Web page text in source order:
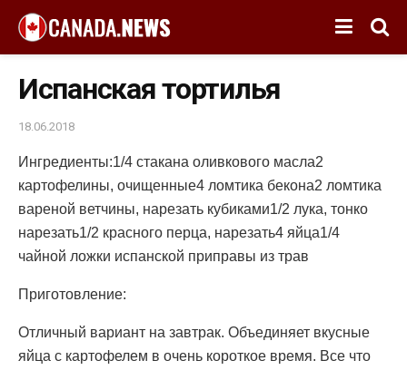
Испанская тортилья
18.06.2018
Ингредиенты:1/4 стакана оливкового масла2
картофелины, очищенные4 ломтика бекона2 ломтика
вареной ветчины, нарезать кубиками1/2 лука, тонко
нарезать1/2 красного перца, нарезать4 яйца1/4
чайной ложки испанской приправы из трав
Приготовление:
Отличный вариант на завтрак. Объединяет вкусные
яйца с картофелем в очень короткое время. Все что